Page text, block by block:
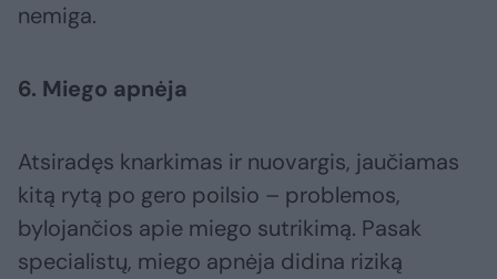
nemiga.
6. Miego apnėja
Atsiradęs knarkimas ir nuovargis, jaučiamas
kitą rytą po gero poilsio – problemos,
bylojančios apie miego sutrikimą. Pasak
specialistų, miego apnėja didina riziką